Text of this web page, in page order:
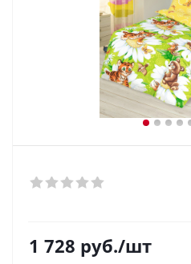
1 728 руб./шт